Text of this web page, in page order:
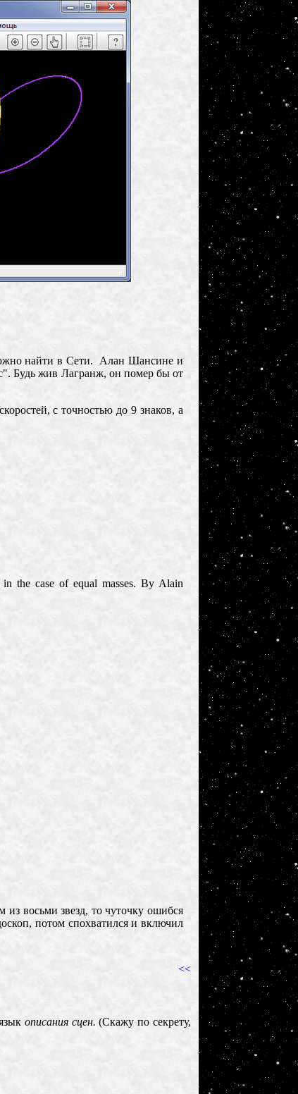
найти в Сети. Алан Шансине и
Будь жив Лагранж, он помер бы от
с точностью до 9 знаков, а
in the case of equal masses.By Alain
восьми звезд, то чуточку ошибся
потом спохватился и включил
<<
описания сцен.(Скажу по секрету,